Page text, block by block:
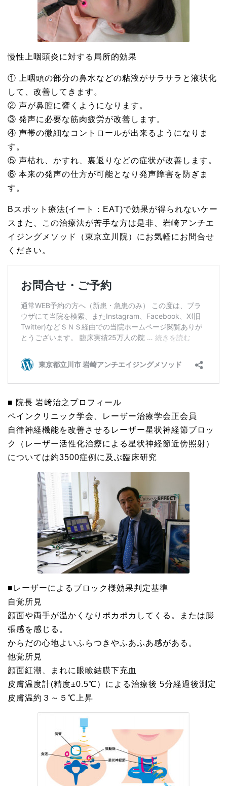
慢性上咽頭炎に対する局所的効果
① 上咽頭の部分の鼻水などの粘液がサラサラと液状化
して、改善してきます。
② 声が鼻腔に響くようになります。
③ 発声に必要な筋肉疲労が改善します。
④ 声帯の微細なコントロールが出来るようになりま
す。
⑤ 声枯れ、かすれ、裏返りなどの症状が改善します。
⑥ 本来の発声の仕方が可能となり発声障害を防ぎま
す。
Bスポット療法(イート：EAT)で効果が得られないケー
スまた、この治療法が苦手な方は是非、岩崎アンチエ
イジングメソッド（東京立川院）にお気軽にお問合せ
ください。
■ 院長 岩﨑治之プロフィール
ペインクリニック学会、レーザー治療学会正会員
自律神経機能を改善させるレーザー星状神経節ブロッ
ク（レーザー活性化治療による星状神経節近傍照射）
については約3500症例に及ぶ臨床研究
■レーザーによるブロック様効果判定基準
自覚所見
顔面や両手が温かくなりポカポカしてくる。または膨
張感を感じる。
からだの心地よいふらつきやふあふあ感がある。
他覚所見
顔面紅潮、まれに眼瞼結膜下充血
皮膚温度計(精度±0.5℃）による治療後 5分経過後測定
皮膚温約３～５℃上昇